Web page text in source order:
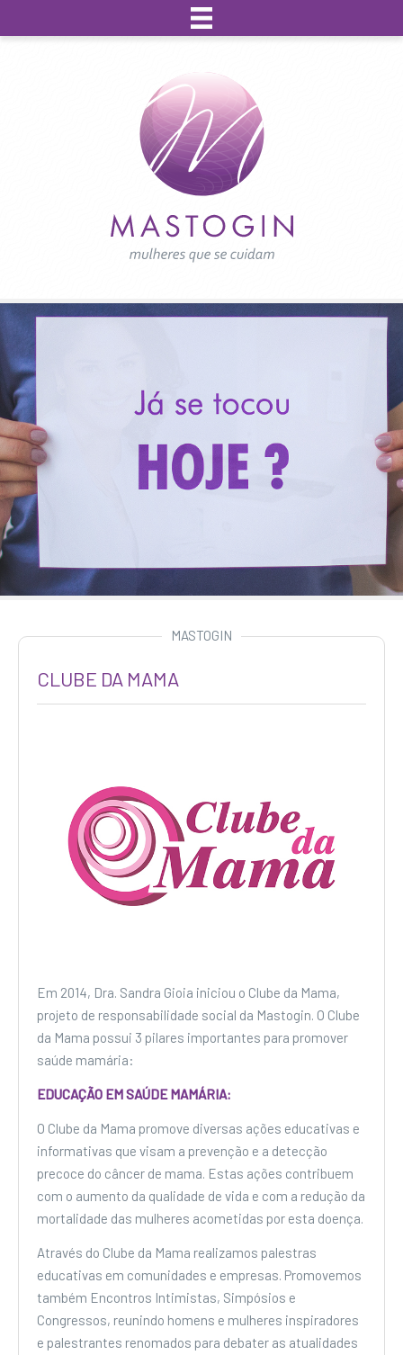
MASTOGIN
CLUBE DA MAMA
Em 2014, Dra. Sandra Gioia iniciou o Clube da Mama,
projeto de responsabilidade social da Mastogin. O Clube
da Mama possui 3 pilares importantes para promover
saúde mamária:
EDUCAÇÃO EM SAÚDE MAMÁRIA:
O Clube da Mama promove diversas ações educativas e
informativas que visam a prevenção e a detecção
precoce do câncer de mama. Estas ações contribuem
com o aumento da qualidade de vida e com a redução da
mortalidade das mulheres acometidas por esta doença.
Através do Clube da Mama realizamos palestras
educativas em comunidades e empresas. Promovemos
também Encontros Intimistas, Simpósios e
Congressos, reunindo homens e mulheres inspiradores
e palestrantes renomados para debater as atualidades